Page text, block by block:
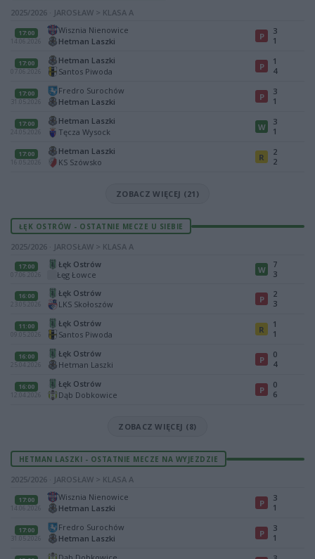
2025/2026 · JAROSŁAW > KLASA A
17:00
14.06.2026
Wisznia Nienowice
Hetman Laszki
P
3
1
17:00
07.06.2026
Hetman Laszki
Santos Piwoda
P
1
4
17:00
31.05.2026
Fredro Surochów
Hetman Laszki
P
3
1
17:00
24.05.2026
Hetman Laszki
Tęcza Wysock
W
3
1
17:00
16.05.2026
Hetman Laszki
KS Szówsko
R
2
2
ZOBACZ WIĘCEJ (21)
ŁĘK OSTRÓW - OSTATNIE MECZE U SIEBIE
2025/2026 · JAROSŁAW > KLASA A
17:00
07.06.2026
Łęk Ostrów
Łęg Łowce
W
7
3
16:00
23.05.2026
Łęk Ostrów
LKS Skołoszów
P
2
3
11:00
09.05.2026
Łęk Ostrów
Santos Piwoda
R
1
1
16:00
25.04.2026
Łęk Ostrów
Hetman Laszki
P
0
4
16:00
12.04.2026
Łęk Ostrów
Dąb Dobkowice
P
0
6
ZOBACZ WIĘCEJ (8)
HETMAN LASZKI - OSTATNIE MECZE NA WYJEZDZIE
2025/2026 · JAROSŁAW > KLASA A
17:00
14.06.2026
Wisznia Nienowice
Hetman Laszki
P
3
1
17:00
31.05.2026
Fredro Surochów
Hetman Laszki
P
3
1